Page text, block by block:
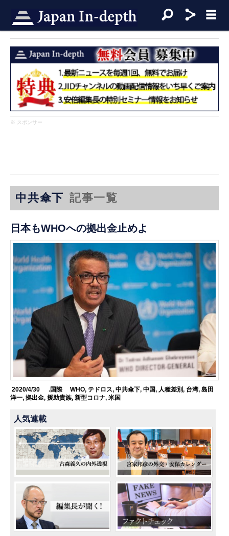
※ スポンサー
中共傘下 記事一覧
日本もWHOへの拠出金止めよ
2020/4/30 .国際 WHO, テドロス, 中共傘下, 中国, 人種差別, 台湾, 島田
洋一,拠出金,援助貴族,新型コロナ,米国
人気連載